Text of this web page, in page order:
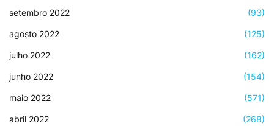
setembro 2022 (93)
agosto 2022 (125)
julho 2022 (162)
junho 2022 (154)
maio 2022 (571)
abril 2022 (268)